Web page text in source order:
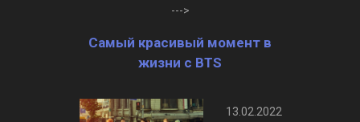
--->
Самый красивый момент в
жизни с BTS
13.02.2022